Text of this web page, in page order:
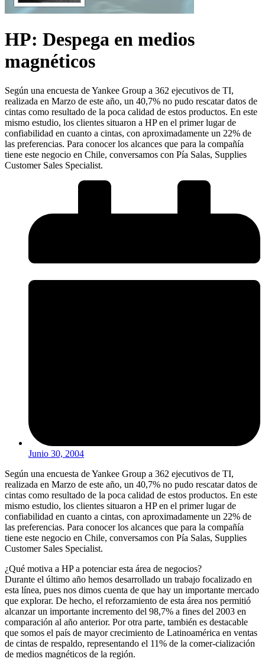
HP: Despega en medios
magnéticos
Según una encuesta de Yankee Group a 362 ejecutivos de TI,
realizada en Marzo de este año, un 40,7% no pudo rescatar datos de
cintas como resultado de la poca calidad de estos productos. En este
mismo estudio, los clientes situaron a HP en el primer lugar de
confiabilidad en cuanto a cintas, con aproximadamente un 22% de
las preferencias. Para conocer los alcances que para la compañía
tiene este negocio en Chile, conversamos con Pía Salas, Supplies
Customer Sales Specialist.
Junio 30, 2004
Según una encuesta de Yankee Group a 362 ejecutivos de TI,
realizada en Marzo de este año, un 40,7% no pudo rescatar datos de
cintas como resultado de la poca calidad de estos productos. En este
mismo estudio, los clientes situaron a HP en el primer lugar de
confiabilidad en cuanto a cintas, con aproximadamente un 22% de
las preferencias. Para conocer los alcances que para la compañía
tiene este negocio en Chile, conversamos con Pía Salas, Supplies
Customer Sales Specialist.
¿Qué motiva a HP a potenciar esta área de negocios?
Durante el último año hemos desarrollado un trabajo focalizado en
esta línea, pues nos dimos cuenta de que hay un importante mercado
que explorar. De hecho, el reforzamiento de esta área nos permitió
alcanzar un importante incremento del 98,7% a fines del 2003 en
comparación al año anterior. Por otra parte, también es destacable
que somos el país de mayor crecimiento de Latinoamérica en ventas
de cintas de respaldo, representando el 11% de la comer-cialización
de medios magnéticos de la región.